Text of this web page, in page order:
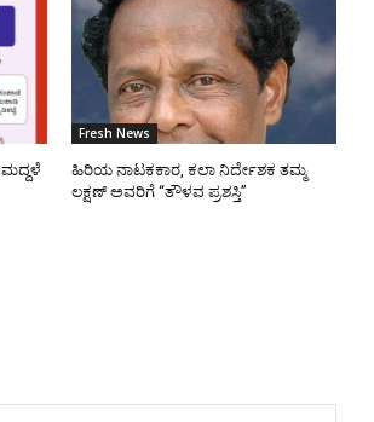
Fresh News
ಹಿರಿಯ ನಾಟಕಕಾರ, ಕಲಾ ನಿರ್ದೇಶಕ ತಮ್ಮ
ಲಕ್ಷಣ್ ಅವರಿಗೆ “ತೌಳವ ಪ್ರಶಸ್ತಿ”